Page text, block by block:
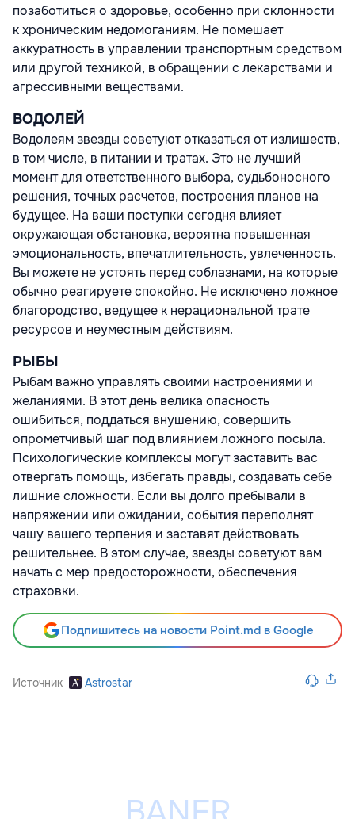
позаботиться о здоровье, особенно при склонности
к хроническим недомоганиям. Не помешает
аккуратность в управлении транспортным средством
или другой техникой, в обращении с лекарствами и
агрессивными веществами.
ВОДОЛЕЙ
Водолеям звезды советуют отказаться от излишеств,
в том числе, в питании и тратах. Это не лучший
момент для ответственного выбора, судьбоносного
решения, точных расчетов, построения планов на
будущее. На ваши поступки сегодня влияет
окружающая обстановка, вероятна повышенная
эмоциональность, впечатлительность, увлеченность.
Вы можете не устоять перед соблазнами, на которые
обычно реагируете спокойно. Не исключено ложное
благородство, ведущее к нерациональной трате
ресурсов и неуместным действиям.
РЫБЫ
Рыбам важно управлять своими настроениями и
желаниями. В этот день велика опасность
ошибиться, поддаться внушению, совершить
опрометчивый шаг под влиянием ложного посыла.
Психологические комплексы могут заставить вас
отвергать помощь, избегать правды, создавать себе
лишние сложности. Если вы долго пребывали в
напряжении или ожидании, события переполнят
чашу вашего терпения и заставят действовать
решительнее. В этом случае, звезды советуют вам
начать с мер предосторожности, обеспечения
страховки.
Подпишитесь на новости Point.md в Google
Источник Astrostar